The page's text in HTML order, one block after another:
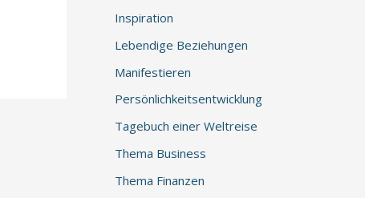
Inspiration
Lebendige Beziehungen
Manifestieren
Persönlichkeitsentwicklung
Tagebuch einer Weltreise
Thema Business
Thema Finanzen